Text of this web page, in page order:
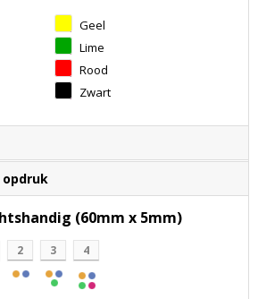
Geel
Lime
Rood
Zwart
(60mm x 5mm)
2 3 4